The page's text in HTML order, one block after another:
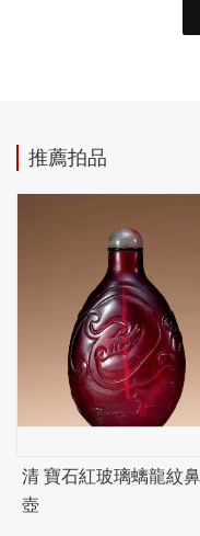
推薦拍品
清 寶石紅玻璃螭龍紋
壺